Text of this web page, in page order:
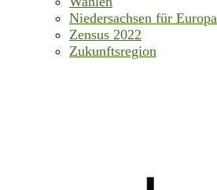
Niedersachsen für Europa
Zensus 2022
Zukunftsregion